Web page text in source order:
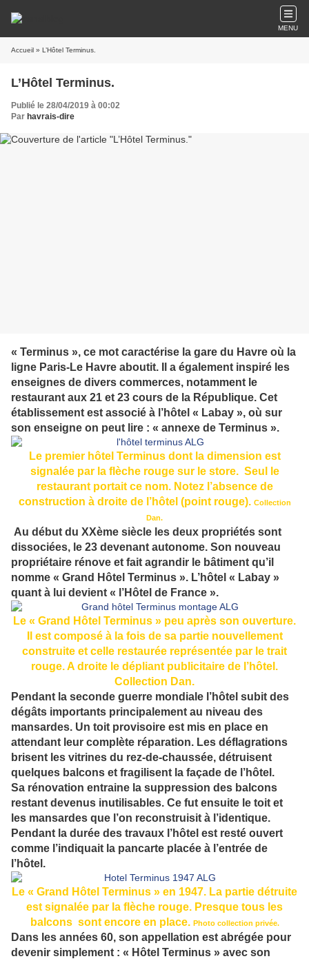
MENU
Accueil » L’Hôtel Terminus.
L’Hôtel Terminus.
Publié le 28/04/2019 à 00:02
Par havrais-dire
« Terminus », ce mot caractérise la gare du Havre où la
ligne Paris-Le Havre aboutit. Il a également inspiré les
enseignes de divers commerces, notamment le
restaurant aux 21 et 23 cours de la République. Cet
établissement est associé à l’hôtel « Labay », où sur
son enseigne on peut lire : « annexe de Terminus ».
Le premier hôtel Terminus dont la dimension est
signalée par la flèche rouge sur le store. Seul le
restaurant portait ce nom. Notez l’absence de
construction à droite de l’hôtel (point rouge). Collection
Dan.
Au début du XXème siècle les deux propriétés sont
dissociées, le 23 devenant autonome. Son nouveau
propriétaire rénove et fait agrandir le bâtiment qu’il
nomme « Grand Hôtel Terminus ». L’hôtel « Labay »
quant à lui devient « l’Hôtel de France ».
Le « Grand Hôtel Terminus » peu après son ouverture.
Il est composé à la fois de sa partie nouvellement
construite et celle restaurée représentée par le trait
rouge. A droite le dépliant publicitaire de l’hôtel.
Collection Dan.
Pendant la seconde guerre mondiale l’hôtel subit des
dégâts importants principalement au niveau des
mansardes. Un toit provisoire est mis en place en
attendant leur complète réparation. Les déflagrations
brisent les vitrines du rez-de-chaussée, détruisent
quelques balcons et fragilisent la façade de l’hôtel.
Sa rénovation entraine la suppression des balcons
restant devenus inutilisables. Ce fut ensuite le toit et
les mansardes que l’on reconstruisit à l’identique.
Pendant la durée des travaux l’hôtel est resté ouvert
comme l’indiquait la pancarte placée à l’entrée de
l’hôtel.
Le « Grand Hôtel Terminus » en 1947. La partie détruite
est signalée par la flèche rouge. Presque tous les
balcons sont encore en place. Photo collection privée.
Dans les années 60, son appellation est abrégée pour
devenir simplement : « Hôtel Terminus » avec son